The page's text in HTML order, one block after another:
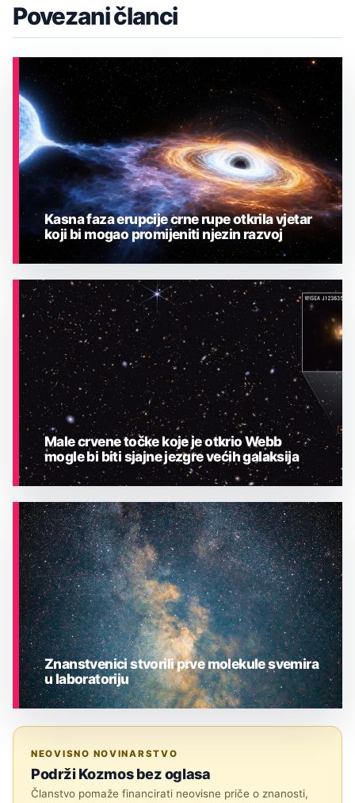
Povezani članci
ASTRONOMIJA
Kasna faza erupcije crne rupe otkrila vjetar
koji bi mogao promijeniti njezin razvoj
ASTRONOMIJA
Male crvene točke koje je otkrio Webb
mogle bi biti sjajne jezgre većih galaksija
Znanstvenici stvorili prve molekule svemira
u laboratoriju
NEOVISNO NOVINARSTVO
Podrži Kozmos bez oglasa
Članstvo pomaže financirati neovisne priče o znanosti,